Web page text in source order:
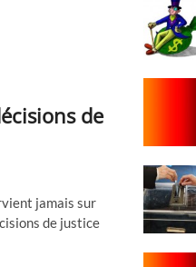
de
jamais sur
de justice